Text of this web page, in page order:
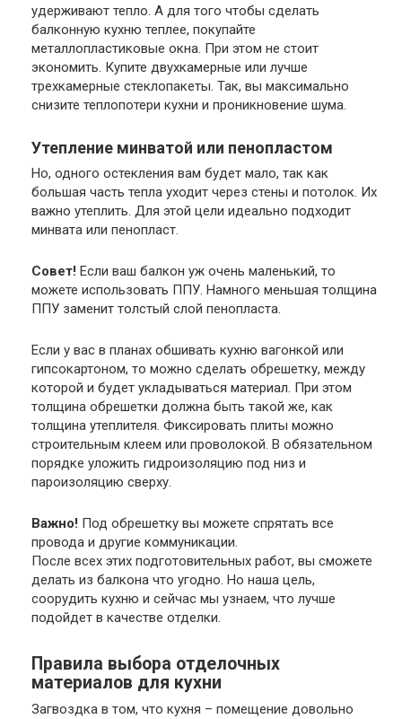
удерживают тепло. А для того чтобы сделать
балконную кухню теплее, покупайте
металлопластиковые окна. При этом не стоит
экономить. Купите двухкамерные или лучше
трехкамерные стеклопакеты. Так, вы максимально
снизите теплопотери кухни и проникновение шума.
Утепление минватой или пенопластом
Но, одного остекления вам будет мало, так как
большая часть тепла уходит через стены и потолок. Их
важно утеплить. Для этой цели идеально подходит
минвата или пенопласт.
Совет! Если ваш балкон уж очень маленький, то
можете использовать ППУ. Намного меньшая толщина
ППУ заменит толстый слой пенопласта.
Если у вас в планах обшивать кухню вагонкой или
гипсокартоном, то можно сделать обрешетку, между
которой и будет укладываться материал. При этом
толщина обрешетки должна быть такой же, как
толщина утеплителя. Фиксировать плиты можно
строительным клеем или проволокой. В обязательном
порядке уложить гидроизоляцию под низ и
пароизоляцию сверху.
Важно! Под обрешетку вы можете спрятать все
провода и другие коммуникации.
После всех этих подготовительных работ, вы сможете
делать из балкона что угодно. Но наша цель,
соорудить кухню и сейчас мы узнаем, что лучше
подойдет в качестве отделки.
Правила выбора отделочных
материалов для кухни
Загвоздка в том, что кухня – помещение довольно